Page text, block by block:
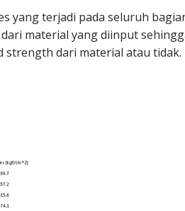
yang terjadi pada seluruh
material yang diinput
strength dari material atau tidak.